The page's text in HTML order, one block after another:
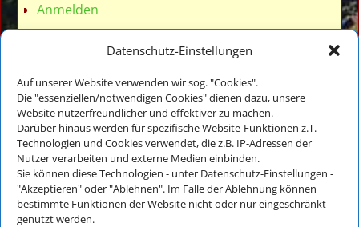
Datenschutz-Einstellungen
Auf unserer Website verwenden wir sog. "Cookies".
Die "essenziellen/notwendigen Cookies" dienen dazu, unsere
Website nutzerfreundlicher und effektiver zu machen.
Darüber hinaus werden für spezifische Website-Funktionen z.T.
Technologien und Cookies verwendet, die z.B. IP-Adressen der
Nutzer verarbeiten und externe Medien einbinden.
Sie können diese Technologien - unter Datenschutz-Einstellungen -
"Akzeptieren" oder "Ablehnen". Im Falle der Ablehnung können
bestimmte Funktionen der Website nicht oder nur eingeschränkt
genutzt werden.
Anmelden
Veronika Thomae
Thomanhof - Ferienwohnungen
Auf der Reiten 18
D-83486 Ramsau bei Berchtesgaden
Tel.: +49(0)8657-983818